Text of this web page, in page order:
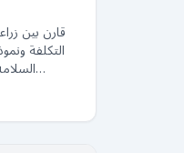
قارن بين
التكلفة
منطقية،